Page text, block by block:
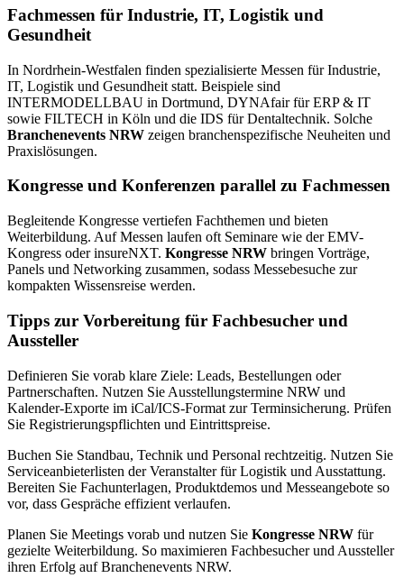
Fachmessen für Industrie, IT, Logistik und
Gesundheit
In Nordrhein-Westfalen finden spezialisierte Messen für Industrie,
IT, Logistik und Gesundheit statt. Beispiele sind
INTERMODELLBAU in Dortmund, DYNAfair für ERP & IT
sowie FILTECH in Köln und die IDS für Dentaltechnik. Solche
Branchenevents NRW zeigen branchenspezifische Neuheiten und
Praxislösungen.
Kongresse und Konferenzen parallel zu Fachmessen
Begleitende Kongresse vertiefen Fachthemen und bieten
Weiterbildung. Auf Messen laufen oft Seminare wie der EMV-
Kongress oder insureNXT. Kongresse NRW bringen Vorträge,
Panels und Networking zusammen, sodass Messebesuche zur
kompakten Wissensreise werden.
Tipps zur Vorbereitung für Fachbesucher und
Aussteller
Definieren Sie vorab klare Ziele: Leads, Bestellungen oder
Partnerschaften. Nutzen Sie Ausstellungstermine NRW und
Kalender-Exporte im iCal/ICS-Format zur Terminsicherung. Prüfen
Sie Registrierungspflichten und Eintrittspreise.
Buchen Sie Standbau, Technik und Personal rechtzeitig. Nutzen Sie
Serviceanbieterlisten der Veranstalter für Logistik und Ausstattung.
Bereiten Sie Fachunterlagen, Produktdemos und Messeangebote so
vor, dass Gespräche effizient verlaufen.
Planen Sie Meetings vorab und nutzen Sie Kongresse NRW für
gezielte Weiterbildung. So maximieren Fachbesucher und Aussteller
ihren Erfolg auf Branchenevents NRW.